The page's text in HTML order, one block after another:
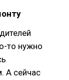
то нужно
А сейчас